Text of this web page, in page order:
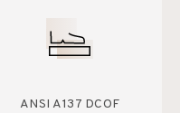
ANSI A137 DCOF